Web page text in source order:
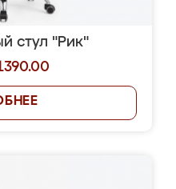
стул "Рик"